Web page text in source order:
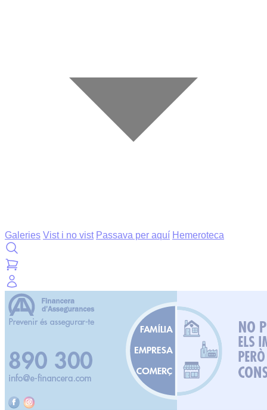
Galeries Vist i no vist Passava per aquí Hemeroteca